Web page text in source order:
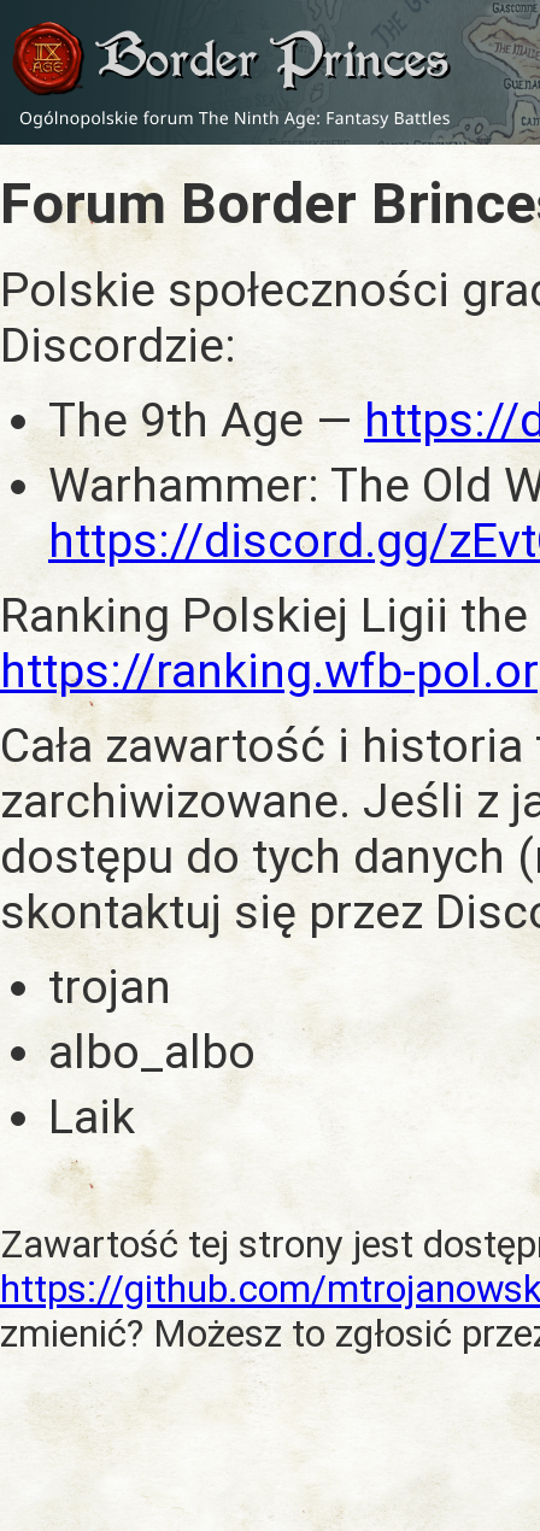
Forum Border
Polskie społeczności
Discordzie:
The 9th Age —https://
Warhammer: The Old
https://discord.gg/
Ranking Polskiej Ligii
https://ranking.wfb-
Cała zawartość i historia
zarchiwizowane. Jeśli z
dostępu do tych danych
skontaktuj się przez
trojan
albo_albo
Laik
Zawartość tej strony jest
https://github.com/
zmienić? Możesz to zgłosić